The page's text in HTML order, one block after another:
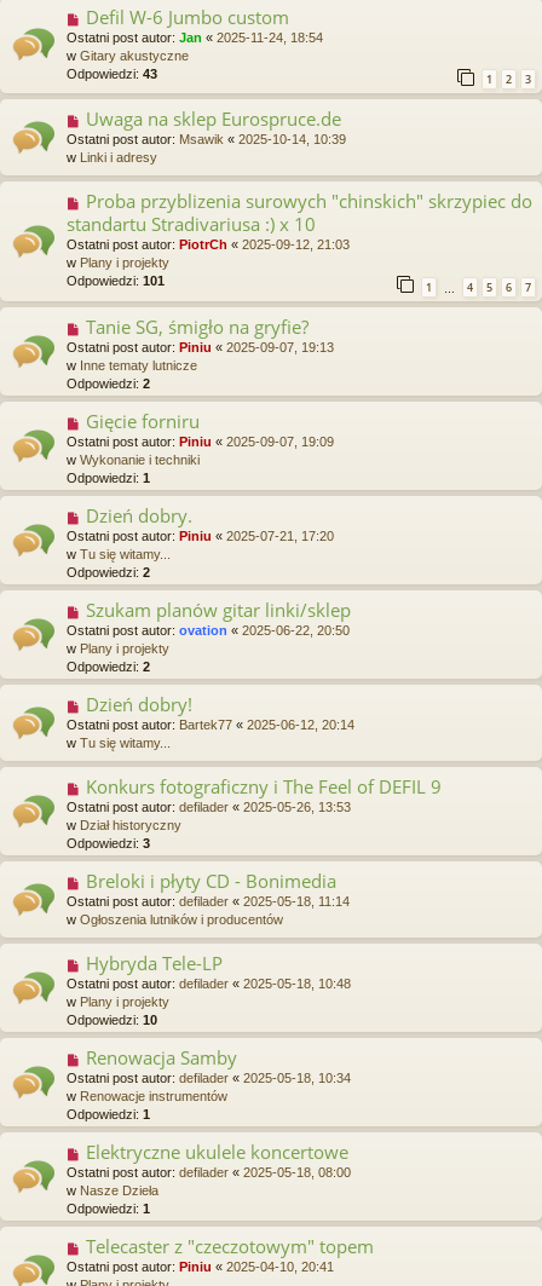
o
s
t
N
o
w
y
p
o
s
t
Defil W-6 Jumbo custom
Ostatni post autor: Jan « 2025-11-24, 18:54
w Gitary akustyczne
Odpowiedzi: 43 1 2 3
N
o
w
o
s
t
Uwaga na sklep Eurospruce.de
Ostatni post autor: Msawik « 2025-10-14, 10:39
w Linki i adresy
N
w
y
p
o
s
Proba przyblizenia surowych "chinskich" skrzypiec do
standartu Stradivariusa :) x 10
Ostatni post autor: PiotrCh « 2025-09-12, 21:03
w Plany i projekty
Odpowiedzi: 101 1 4 5 6 7
N
o
w
y
p
t
Tanie SG, śmigło na gryfie?
Ostatni post autor: Piniu « 2025-09-07, 19:13
w Inne tematy lutnicze
Odpowiedzi: 2
N
o
w
y
p
o
s
t
Gięcie forniru
Ostatni post autor: Piniu « 2025-09-07, 19:09
w Wykonanie i techniki
Odpowiedzi: 1
N
o
w
y
p
o
s
t
Dzień dobry.
Ostatni post autor: Piniu « 2025-07-21, 17:20
w Tu się witamy...
Odpowiedzi: 2
N
o
w
y
p
o
s
t
Szukam planów gitar linki/sklep
Ostatni post autor: ovation « 2025-06-22, 20:50
w Plany i projekty
Odpowiedzi: 2
N
o
w
o
s
t
Dzień dobry!
Ostatni post autor: Bartek77 « 2025-06-12, 20:14
w Tu się witamy...
N
o
w
y
p
o
s
t
Konkurs fotograficzny i The Feel of DEFIL 9
Ostatni post autor: defilader « 2025-05-26, 13:53
w Dział historyczny
Odpowiedzi: 3
N
o
w
o
s
t
Breloki i płyty CD - Bonimedia
Ostatni post autor: defilader « 2025-05-18, 11:14
w Ogłoszenia lutników i producentów
N
o
w
y
p
o
s
t
Hybryda Tele-LP
Ostatni post autor: defilader « 2025-05-18, 10:48
w Plany i projekty
Odpowiedzi: 10
N
o
w
y
p
o
s
t
Renowacja Samby
Ostatni post autor: defilader « 2025-05-18, 10:34
w Renowacje instrumentów
Odpowiedzi: 1
N
o
w
y
p
o
t
Elektryczne ukulele koncertowe
Ostatni post autor: defilader « 2025-05-18, 08:00
w Nasze Dzieła
Odpowiedzi: 1
N
o
w
Telecaster z "czeczotowym" topem
Ostatni post autor: Piniu « 2025-04-10, 20:41